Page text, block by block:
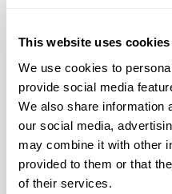
This website uses cookies
We use cookies to
provide social media
We also share information
our social media,
may combine it with other
provided to them or that
of their services.
Deze website maakt
We gebruiken cookies om
personaliseren, om functies
om ons websiteverkeer te
informatie over uw gebruik
partners voor social media,
partners kunnen deze
informatie die u aan ze